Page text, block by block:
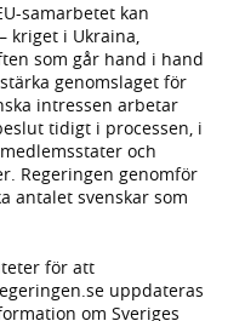
samarbetet kan
kriget i Ukraina,
som går hand i hand
genomslaget för
intressen arbetar
tidigt i processen, i
och
Regeringen genomför
antalet svenskar som
för att
uppdateras
om Sveriges